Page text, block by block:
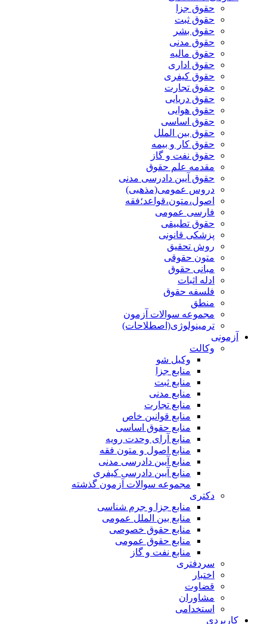
حقوق جزا
حقوق ثبت
حقوق بشر
حقوق مدنی
حقوق مالیه
حقوق اداری
حقوق کیفری
حقوق تجارت
حقوق دریایی
حقوق هوایی
حقوق اساسی
حقوق بین الملل
حقوق کار و بیمه
حقوق نفت و گاز
مقدمه علم حقوق
حقوق آیین دادرسی مدنی
دروس عمومی(مذهبی)
اصول،متون،قواعد؛فقه
فارسی عمومی
حقوق تطبیقی
پزشکی قانونی
روش تحقیق
متون حقوقی
مبانی حقوق
ادله اثبات
فلسفه حقوق
منطق
مجموعه سوالات آزمون
ترمینولوژی(اصطلاحات)
آزمونی
وکالت
وکیل شو
منابع جزا
منابع ثبت
منابع مدنی
منابع تجارت
منابع قوانین خاص
منابع حقوق اساسی
منابع آرای وحدت رویه
منابع اصول و متون فقه
منابع آیین دادرسی مدنی
منابع آیین دادرسی کیفری
مجموعه سوالات آزمون گذشته
دکتری
منابع جزا و جرم شناسی
منابع بین الملل عمومی
منابع حقوق خصوصی
منابع حقوق عمومی
منابع نفت و گاز
سردفتری
اختبار
قضاوت
مشاوران
استخدامی
کاربردی